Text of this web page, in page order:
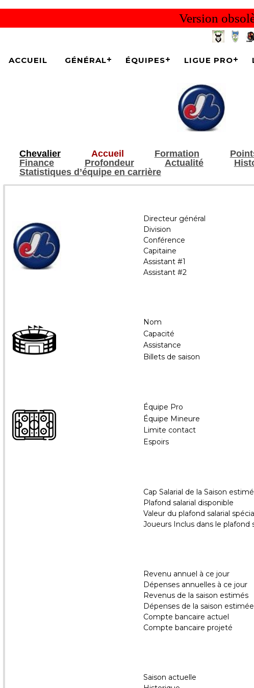
Version
ACCUEIL GÉNÉRAL ÉQUIPES LIGUE PRO
Chevalier Accueil Formation
Finance
Profondeur Actualité
Statistiques d’équipe en carrière
Directeur général
Division
Conférence
Capitaine
Assistant #1
Assistant #2
Nom
Capacité
Assistance
Billets de saison
Équipe Pro
Équipe Mineure
Limite contact
Espoirs
Cap Salarial de la Saison estimé
Plafond salarial disponible
Valeur du plafond salarial
Joueurs Inclus dans le plafond
Revenu annuel à ce jour
Dépenses annuelles à ce jour
Revenus de la saison estimés
Dépenses de la saison
Compte bancaire actuel
Compte bancaire projeté
Saison actuelle